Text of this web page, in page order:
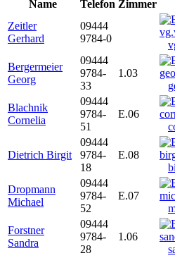
Name
Telefon Zimmer
Zeitler
Gerhard
09444
9784-0
Bergermeier
Georg
09444
9784-
33
1.03
Blachnik
Cornelia
09444
9784-
51
E.06
Dietrich Birgit
09444
9784-
18
E.08
Dropmann
Michael
09444
9784-
52
E.07
Forstner
Sandra
09444
9784-
28
1.06